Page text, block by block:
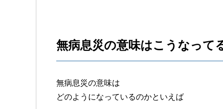
無病息災の意味はこうなって
無病息災の意味は
どのようになっているのかといえば